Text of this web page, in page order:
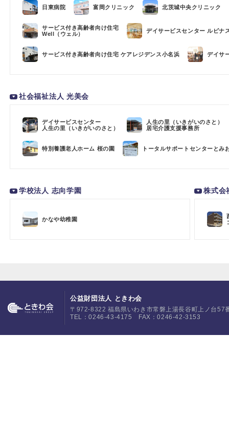
日東病院 富岡クリニック 北茨城中央クリニック
サービス付き高齢者向け住宅
Well（ウェル）
デイサービスセンター ルピナ
サービス付き高齢者向け住宅 ケアレジデンス小名浜 デイサ
社会福祉法人 光美会
デイサービスセンター
人生の里（いきがいのさと）
人生の里（いきがいのさと）
居宅介護支援事務所
特別養護老人ホーム 桜の園 トータルサポートセンターとみ
学校法人 志向学園
かなや幼稚園
株式会
公益財団法人 ときわ会
〒972-8322 福島県いわき市常磐上湯長谷町上ノ台57
TEL：0246-43-4175 FAX：0246-42-3153